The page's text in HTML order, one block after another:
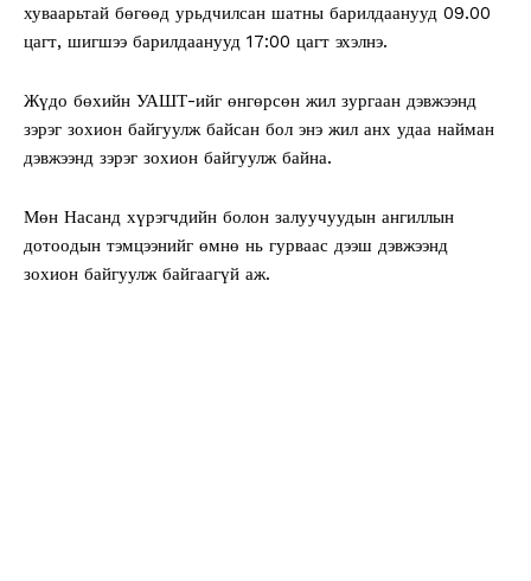
хуваарьтай бөгөөд урьдчилсан шатны барилдаанууд 09.00
цагт, шигшээ барилдаанууд 17:00 цагт эхэлнэ.
Жүдо бөхийн УАШТ-ийг өнгөрсөн жил зургаан дэвжээнд
зэрэг зохион байгуулж байсан бол энэ жил анх удаа найман
дэвжээнд зэрэг зохион байгуулж байна.
Мөн Насанд хүрэгчдийн болон залуучуудын ангиллын
дотоодын тэмцээнийг өмнө нь гурваас дээш дэвжээнд
зохион байгуулж байгаагүй аж.